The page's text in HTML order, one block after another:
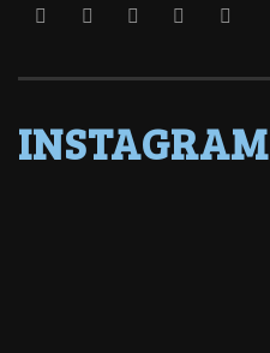
INSTAGRAM